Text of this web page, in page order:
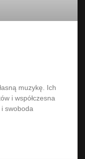
muzykę. Ich
i współczesna
swoboda